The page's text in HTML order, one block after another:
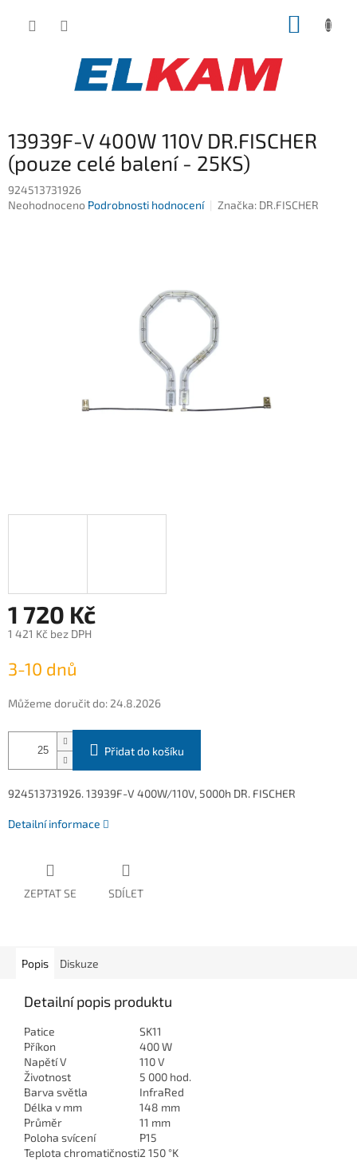
13939F-V 400W 110V DR.FISCHER
(pouze celé balení - 25KS)
924513731926
Průměrné
Neohodnoceno Podrobnosti hodnocení Značka: DR.FISCHER
1 720 Kč
1 421 Kč bez DPH
cena:
3-10 dnů
Můžeme doručit do: 24.8.2026
Přidat do košíku
924513731926. 13939F-V 400W/110V, 5000h DR. FISCHER
Detailní informace
ZEPTAT SE SDÍLET
Popis Diskuze
Detailní popis produktu
Patice
SK11
Příkon
400 W
Napětí V
110 V
Životnost
5 000 hod.
Barva světla
InfraRed
Délka v mm
148 mm
Průměr
11 mm
Poloha svícení
P15
Teplota chromatičnosti2 150 °K